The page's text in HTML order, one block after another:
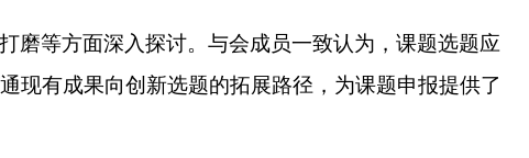
磨等方面深入探讨。与会成员一致认为，课题选题应
通现有成果向创新选题的拓展路径 ， 为课题申报提供了